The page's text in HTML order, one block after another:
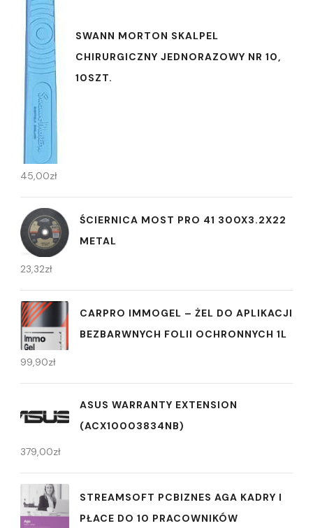
SWANN MORTON SKALPEL
CHIRURGICZNY JEDNORAZOWY NR 10,
10SZT.
45,00zł
ŚCIERNICA MOST PRO 41 300X3.2X22
METAL
23,32zł
CARPRO IMMOGEL – ŻEL DO APLIKACJI
BEZBARWNYCH FOLII OCHRONNYCH 1L
99,90zł
ASUS WARRANTY EXTENSION
(ACX10003834NB)
379,00zł
STREAMSOFT PCBIZNES AGA KADRY I
PŁACE DO 10 PRACOWNIKÓW